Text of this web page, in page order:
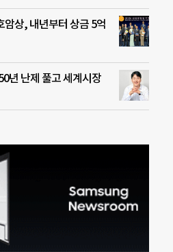
암상, 내년부터 상금 5억
년 난제 풀고 세계시장